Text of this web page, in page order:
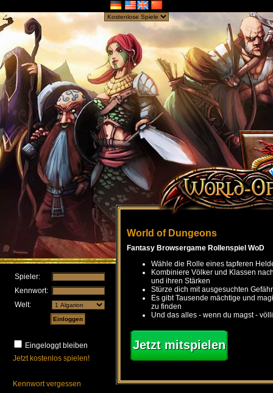
Spieler:
Kennwort:
Welt:
Eingeloggt bleiben
Jetzt kostenlos spielen!
Kennwort vergessen
World of Dungeons
Fantasy Browsergame Rollenspiel WoD
Wähle die Rolle eines tapferen
Kombiniere Völker und Klassen
und ihren Stärken
Stürze dich mit ausgesuchten
Es gibt Tausende mächtige und
zu finden
Und das alles - wenn du magst -
Jetzt mitspielen